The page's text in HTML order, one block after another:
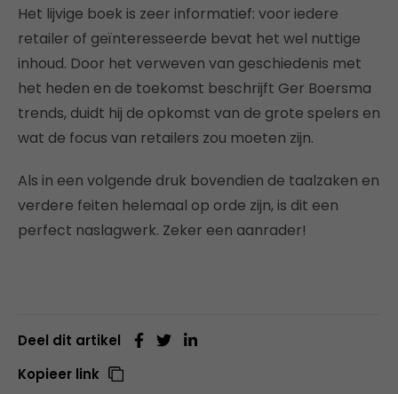
Het lijvige boek is zeer informatief: voor iedere
retailer of geïnteresseerde bevat het wel nuttige
inhoud. Door het verweven van geschiedenis met
het heden en de toekomst beschrijft Ger Boersma
trends, duidt hij de opkomst van de grote spelers en
wat de focus van retailers zou moeten zijn.
Als in een volgende druk bovendien de taalzaken en
verdere feiten helemaal op orde zijn, is dit een
perfect naslagwerk. Zeker een aanrader!
Deel dit artikel
Kopieer link